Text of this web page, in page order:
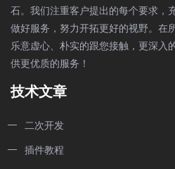
石。我们注重客户提出的每个要求，
做好服务，努力开拓更好的视野。在
乐意虚心、朴实的跟您接触，更深入
供更优质的服务！
技术文章
二次开发
插件教程